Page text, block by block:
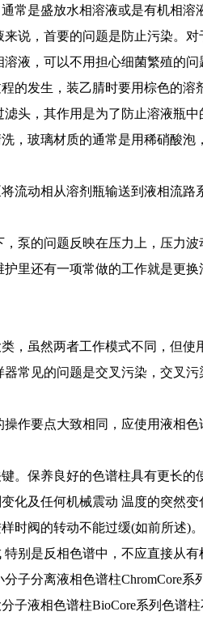
是盛放水相溶液或是有机相溶
，首要的问题是防止污染。对
，可以不用担心细菌繁殖的问
的发生，装乙腈时要用棕色的溶
，其作用是为了防止溶液瓶中
，玻璃材质的通常是用稀硝酸泡
动相从溶剂瓶输送到液相流路
的问题反映在压力上，压力波
还有一项常做的工作就是更换
虽然两者工作模式不同，但使
见的问题是交叉污染，交叉污
要点大致相同，应使用液相色
保养良好的色谱柱具有更长的
及任何机械震动 温度的突然变
时阀的转动不能过缓(如前所述)。
是反相色谱中，不应直接从有
分离液相色谱柱ChromCore系
子液相色谱柱BioCore系列色谱